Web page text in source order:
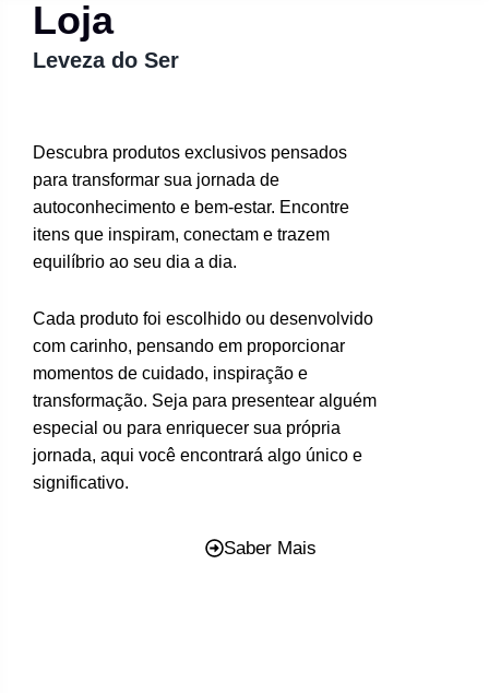
Loja
Leveza do Ser
Descubra produtos exclusivos pensados
para transformar sua jornada de
autoconhecimento e bem-estar. Encontre
itens que inspiram, conectam e trazem
equilíbrio ao seu dia a dia.
Cada produto foi escolhido ou desenvolvido
com carinho, pensando em proporcionar
momentos de cuidado, inspiração e
transformação. Seja para presentear alguém
especial ou para enriquecer sua própria
jornada, aqui você encontrará algo único e
significativo.
Saber Mais